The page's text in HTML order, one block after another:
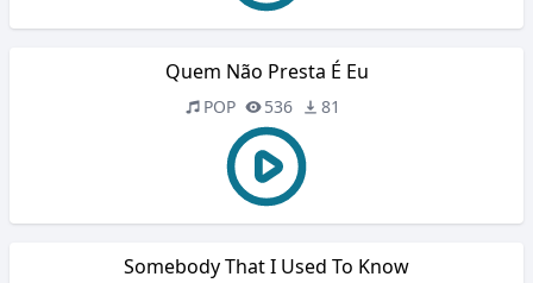
Quem Não Presta É Eu
POP 536 81
Somebody That I Used To Know